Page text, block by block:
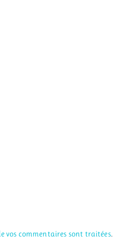
vos commentaires sont traitées.